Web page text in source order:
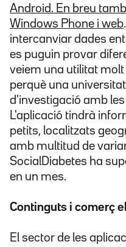
Android. En breu
Windows Phone i web
intercanviar dades
es puguin provar
veiem una utilitat
perquè una
d'investigació amb
L'aplicació tindrà
petits, localitzats
amb multitud de
SocialDiabetes ha
en un mes.
Continguts i comerç
El sector de les